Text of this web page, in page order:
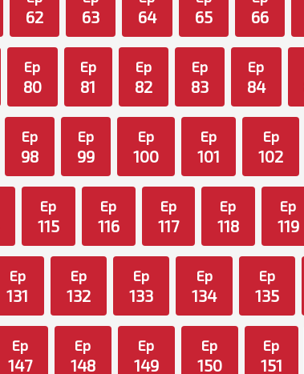
62 63 64 65 66
Ep
80
Ep
81
Ep
82
Ep
83
Ep
84
Ep
98
Ep
99
Ep
100
Ep
101
Ep
102
Ep
115
Ep
116
Ep
117
Ep
118
Ep
119
Ep
131
Ep
132
Ep
133
Ep
134
Ep
135
Ep
147
Ep
148
Ep
149
Ep
150
Ep
151